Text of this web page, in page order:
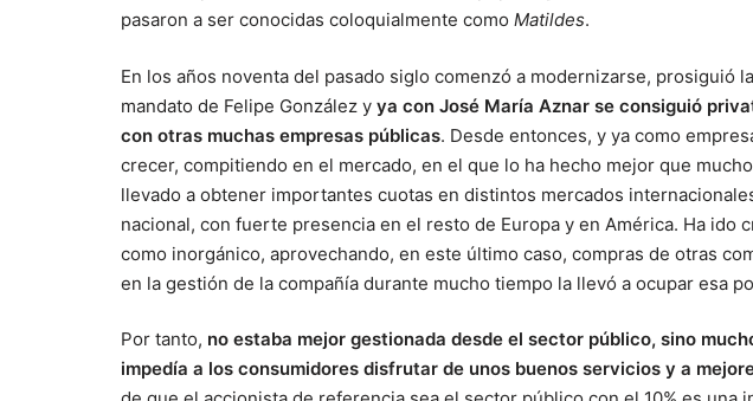
pasaron a ser conocidas coloquialmente como Matildes.
En los años noventa del pasado siglo comenzó a modernizarse, prosiguió
mandato de Felipe González y ya con José María Aznar se consiguió
con otras muchas empresas públicas. Desde entonces, y ya como
crecer, compitiendo en el mercado, en el que lo ha hecho mejor que
llevado a obtener importantes cuotas en distintos mercados
nacional, con fuerte presencia en el resto de Europa y en América. Ha ido
como inorgánico, aprovechando, en este último caso, compras de otras
en la gestión de la compañía durante mucho tiempo la llevó a ocupar esa
Por tanto, no estaba mejor gestionada desde el sector público, sino
impedía a los consumidores disfrutar de unos buenos servicios y a